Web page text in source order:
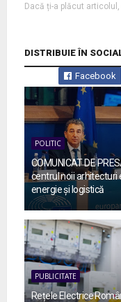
Dacă ți-a plăcut
DISTRIBUIE ÎN
Facebook
POLITIC
COMUNICAT DE
centrul noii arhitecturi
energie și logistică
PUBLICITATE
Rețele Electrice